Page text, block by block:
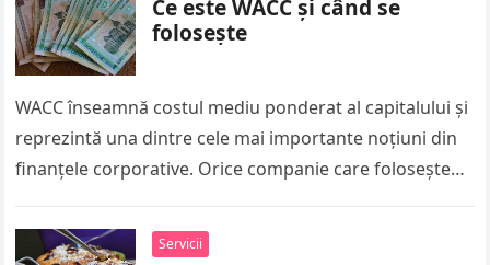
Ce este WACC și când se
folosește
WACC înseamnă costul mediu ponderat al capitalului și
reprezintă una dintre cele mai importante noțiuni din
finanțele corporative. Orice companie care folosește
Servicii